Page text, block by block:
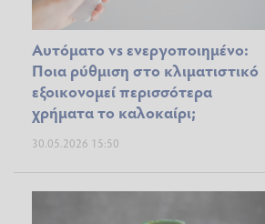
Αυτόματο vs ενεργοποιημένο:
Ποια ρύθμιση στο κλιματιστικό
εξοικονομεί περισσότερα
χρήματα το καλοκαίρι;
30.05.2026 15:50